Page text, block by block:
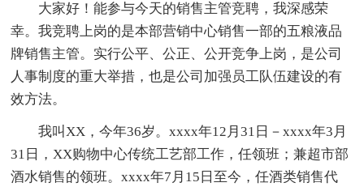
大家好！能参与今天的销售主管竞聘，我深感荣
幸。我竞聘上岗的是本部营销中心销售一部的五粮液品
牌销售主管。实行公平、公正、公开竞争上岗，是公司
人事制度的重大举措，也是公司加强员工队伍建设的有
效方法。
我叫XX，今年36岁。xxxx年12月31日－xxxx年3月
31日，XX购物中心传统工艺部工作，任领班；兼超市部
酒水销售的领班。xxxx年7月15日至今，任酒类销售代